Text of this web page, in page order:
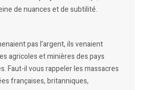
de nuances et de subtilité.
pas l’argent, ils venaient
agricoles et minières des pays
Faut-il vous rappeler les massacres
françaises, britanniques,